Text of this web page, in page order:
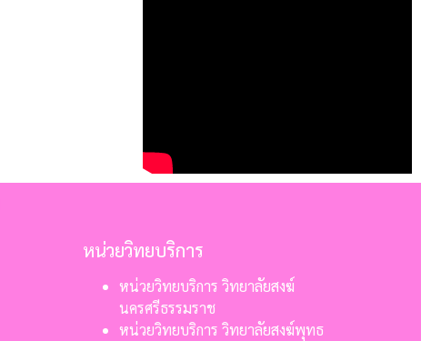
หน่วยวิทยบริการ
หน่วยวิทยบริการ วิทยาลัยสงฆ์
นครศรีธรรมราช
หน่วยวิทยบริการ วิทยาลัยสงฆ์พุทธ